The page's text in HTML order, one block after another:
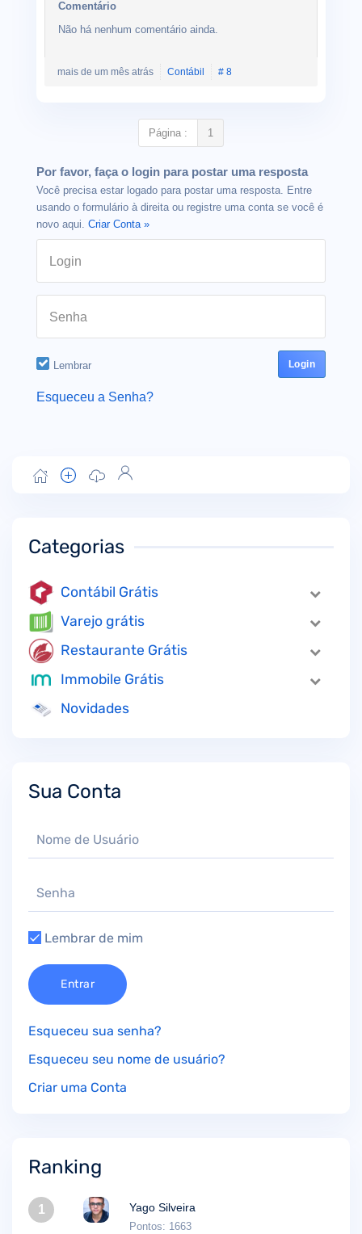
Comentário
Não há nenhum comentário ainda.
mais de um mês atrás Contábil # 8
Página : 1
Por favor, faça o login para postar uma resposta
Você precisa estar logado para postar uma resposta. Entre
usando o formulário à direita ou registre uma conta se você é
novo aqui. Criar Conta »
Login
Senha
Lembrar
Esqueceu a Senha?
Categorias
Contábil Grátis
Varejo grátis
Restaurante Grátis
Immobile Grátis
Novidades
Sua Conta
Lembrar de mim
Entrar
Esqueceu sua senha?
Esqueceu seu nome de usuário?
Criar uma Conta
Ranking
1 Yago Silveira
Pontos: 1663